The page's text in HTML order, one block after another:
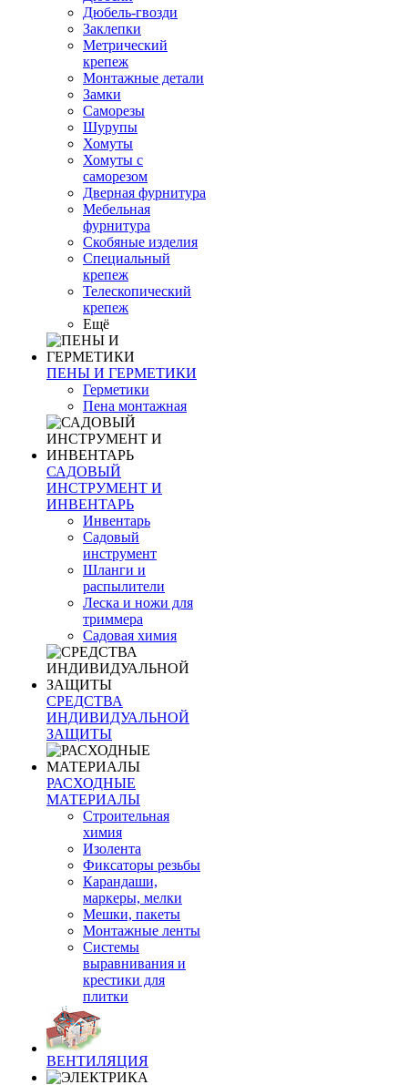
Дюбель-гвозди
Заклепки
Метрический
крепеж
Монтажные детали
Замки
Саморезы
Шурупы
Хомуты
Хомуты с
саморезом
Дверная фурнитура
Мебельная
фурнитура
Скобяные изделия
Специальный
крепеж
Телескопический
крепеж
Ещё
ПЕНЫ И ГЕРМЕТИКИ
Герметики
Пена монтажная
САДОВЫЙ
ИНСТРУМЕНТ И
ИНВЕНТАРЬ
Инвентарь
Садовый
инструмент
Шланги и
распылители
Леска и ножи для
триммера
Садовая химия
СРЕДСТВА
ИНДИВИДУАЛЬНОЙ
ЗАЩИТЫ
РАСХОДНЫЕ
МАТЕРИАЛЫ
Строительная
химия
Изолента
Фиксаторы резьбы
Карандаши,
маркеры, мелки
Мешки, пакеты
Монтажные ленты
Системы
выравнивания и
крестики для
плитки
ВЕНТИЛЯЦИЯ